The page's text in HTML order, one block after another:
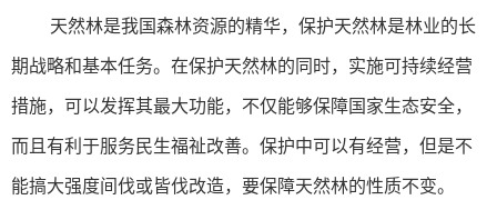
天然林是我国森林资源的精华，保护天然林是林业的长
期战略和基本任务。在保护天然林的同时，实施可持续经营
措施，可以发挥其最大功能，不仅能够保障国家生态安全，
而且有利于服务民生福祉改善。保护中可以有经营，但是不
能搞大强度间伐或皆伐改造，要保障天然林的性质不变。